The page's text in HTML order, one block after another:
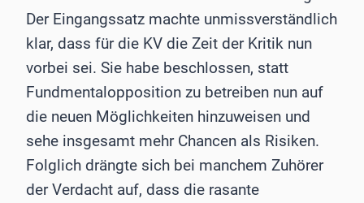
Der Eingangssatz machte unmissverständlich
klar, dass für die KV die Zeit der Kritik nun
vorbei sei. Sie habe beschlossen, statt
Fundmentalopposition zu betreiben nun auf
die neuen Möglichkeiten hinzuweisen und
sehe insgesamt mehr Chancen als Risiken.
Folglich drängte sich bei manchem Zuhörer
der Verdacht auf, dass die rasante